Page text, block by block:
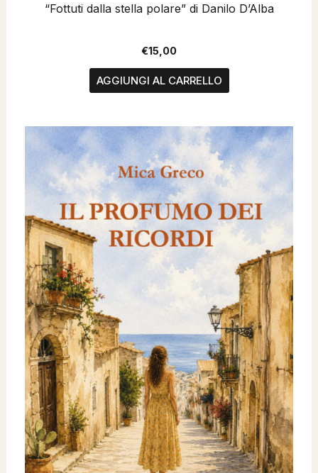
“Fottuti dalla stella polare” di Danilo D’Alba
€15,00
AGGIUNGI AL CARRELLO